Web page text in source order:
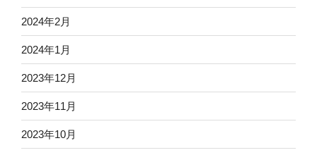
2024年2月
2024年1月
2023年12月
2023年11月
2023年10月